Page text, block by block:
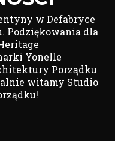
w Defabryce
Podziękowania dla
Yonelle
Porządku
witamy Studio